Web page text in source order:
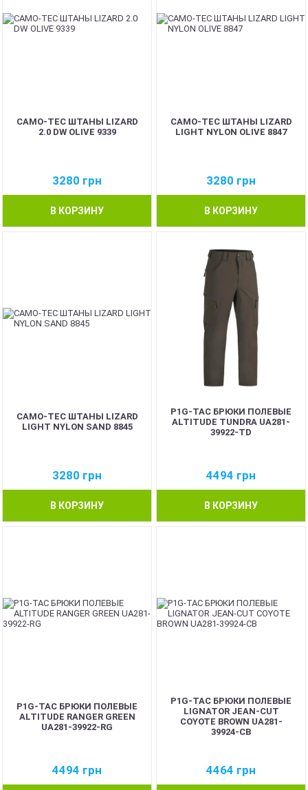
CAMO-TEC ШТАНЫ LIZARD
2.0 DW OLIVE 9339
3280 грн
В КОРЗИНУ
CAMO-TEC ШТАНЫ LIZARD
LIGHT NYLON OLIVE 8847
3280 грн
В КОРЗИНУ
CAMO-TEC ШТАНЫ LIZARD
LIGHT NYLON SAND 8845
3280 грн
В КОРЗИНУ
P1G-TAC БРЮКИ ПОЛЕВЫЕ
ALTITUDE TUNDRA UA281-
39922-TD
4494 грн
В КОРЗИНУ
P1G-TAC БРЮКИ ПОЛЕВЫЕ
ALTITUDE RANGER GREEN
UA281-39922-RG
4494 грн
P1G-TAC БРЮКИ ПОЛЕВЫЕ
LIGNATOR JEAN-CUT
COYOTE BROWN UA281-
39924-CB
4464 грн